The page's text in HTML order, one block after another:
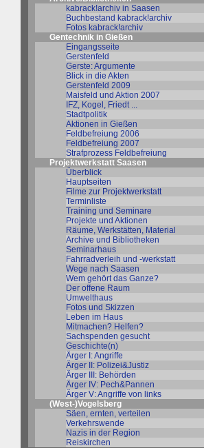
kabrack!archiv in Saasen
Buchbestand kabrack!archiv
Fotos kabrack!archiv
Gentechnik in Gießen
Eingangsseite
Gerstenfeld
Gerste: Argumente
Blick in die Akten
Gerstenfeld 2009
Maisfeld und Aktion 2007
IFZ, Kogel, Friedt ...
Stadtpolitik
Aktionen in Gießen
Feldbefreiung 2006
Feldbefreiung 2007
Strafprozess Feldbefreiung
Projektwerkstatt Saasen
Überblick
Hauptseiten
Filme zur Projektwerkstatt
Terminliste
Training und Seminare
Projekte und Aktionen
Räume, Werkstätten, Material
Archive und Bibliotheken
Seminarhaus
Fahrradverleih und -werkstatt
Wege nach Saasen
Wem gehört das Ganze?
Der offene Raum
Umwelthaus
Fotos und Skizzen
Leben im Haus
Mitmachen? Helfen?
Sachspenden gesucht
Geschichte(n)
Ärger I: Angriffe
Ärger II: Polizei&Justiz
Ärger III: Behörden
Ärger IV: Pech&Pannen
Ärger V: Angriffe von links
(West-)Vogelsberg
Säen, ernten, verteilen
Verkehrswende
Nazis in der Region
Reiskirchen